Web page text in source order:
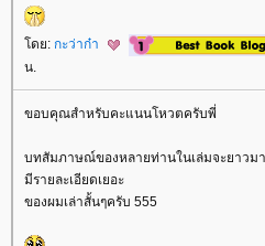
ดย: กะว่าก๋า
น.
ขอบคุณสำหรับคะแนนโหวตครับพี่
บทสัมภาษณ์ของหลายท่านในเล่มจะยาวม
มีรายละเอียดเยอะ
ของผมเล่าสั้นๆครับ 555